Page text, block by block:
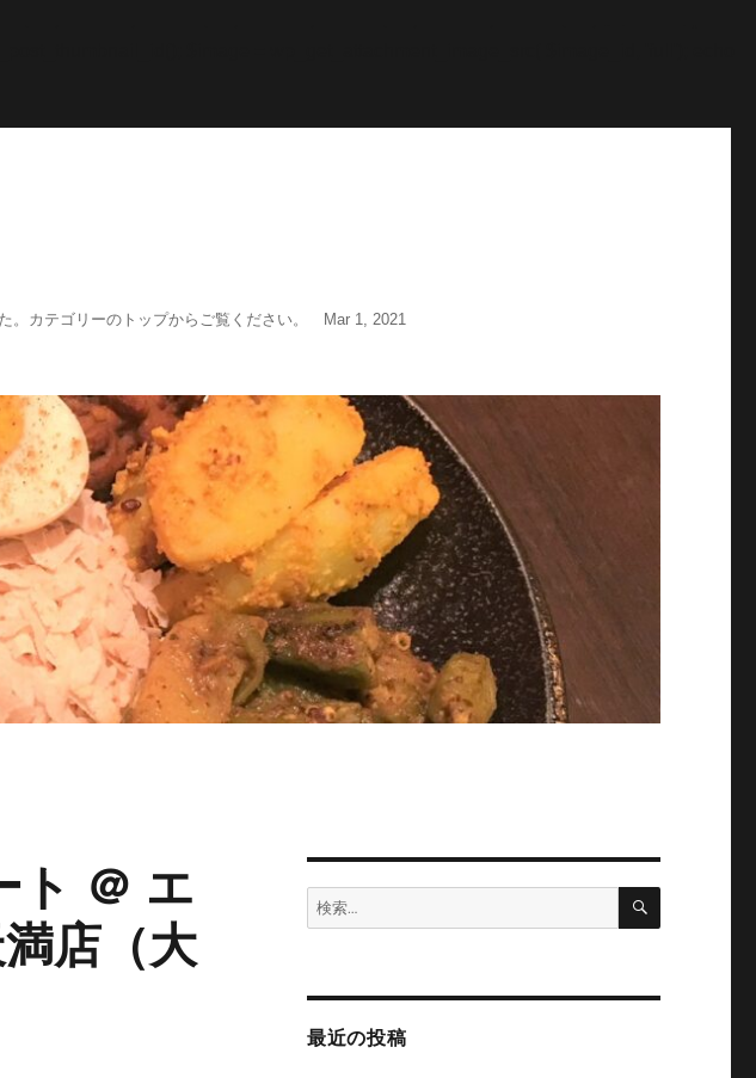
。カテゴリーのトップからご覧ください。 Mar 1, 2021
ト ＠ エ
店（大
検
索:
検
最近の投稿